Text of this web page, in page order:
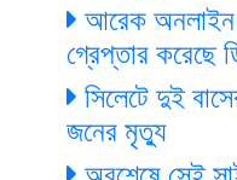
আরেক অনলাইন
গ্রেপ্তার করেছে
সিলেটে দুই
জনের মৃত্যু